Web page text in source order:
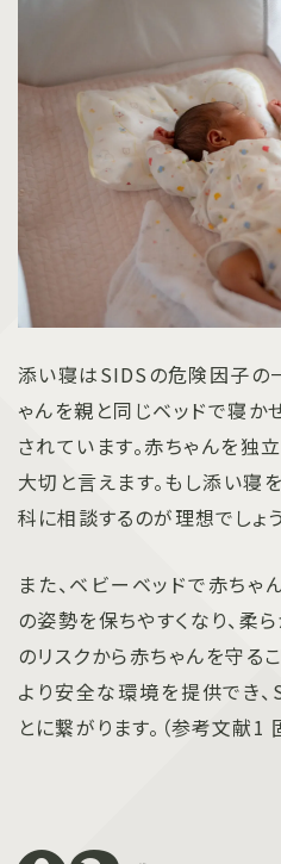
添い寝はSIDSの危険因子の
ゃんを親と同じベッドで寝か
されています。赤ちゃんを独
大切と言えます。もし添い寝
科に相談するのが理想でしょう
また、ベビーベッドで赤ちゃ
の姿勢を保ちやすくなり、柔
のリスクから赤ちゃんを守る
より安全な環境を提供でき
とに繋がります。（参考文献1